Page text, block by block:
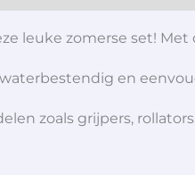
leuke zomerse set!
en
zoals grijpers,